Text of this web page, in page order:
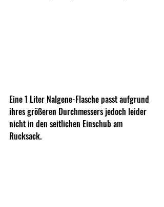
Eine 1 Liter Nalgene-Flasche passt aufgrund
ihres größeren Durchmessers jedoch leider
nicht in den seitlichen Einschub am
Rucksack.